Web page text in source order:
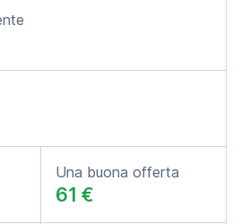
Una buona offerta
61 €